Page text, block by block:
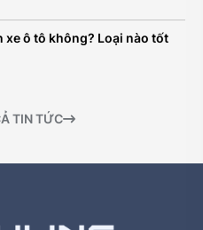
xe ô tô không? Loại nào tốt
TIN TỨC